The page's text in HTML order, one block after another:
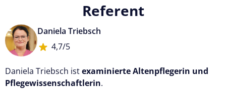
Referent
Daniela Triebsch
4,7/5
Daniela Triebsch istexaminierte Altenpflegerin und
Pflegewissenschaftlerin.